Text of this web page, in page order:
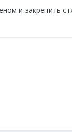
и закрепить